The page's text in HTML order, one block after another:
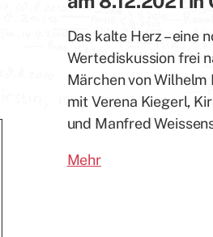
Das kalte Herz – eine
Wertediskussion frei
Märchen von Wilhelm
mit Verena Kiegerl,
und Manfred
Mehr